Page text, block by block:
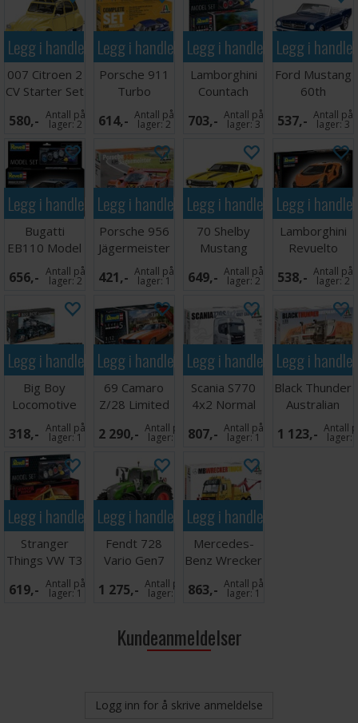
Legg i handlekurven
007 Citroen 2
CV Starter Set
580,- Antall på
lager:2
Legg i handlekurven
Porsche 911
Turbo
Complete Set
614,- Antall på
lager:2
Legg i handlekurven
Lamborghini
Countach
LP500S
Starter Set
703,- Antall på
lager:3
Legg i
Ford Mustang
60th
Anniversary
537,- Antall på
lager:3
Legg i handlekurven
Bugatti
EB110 Model
Set
656,- Antall på
lager:2
Legg i handlekurven
Porsche 956
Jägermeister
421,- Antall på
lager:1
Legg i handlekurven
70 Shelby
Mustang
GT500
649,- Antall på
lager:2
Legg i
Lamborghini
Revuelto
538,- Antall på
lager:2
Legg i handlekurven
Big Boy
Locomotive
318,- Antall på
lager:1
Legg i handlekurven
69 Camaro
Z/28 Limited
Edition
2 290,- Antall på
lager:
Legg i handlekurven
Scania S770
4x2 Normal
Roof Grey
Cab
807,- Antall på
lager:1
Legg i
Black Thunder
Australian
Truck
1 123,- Antall
lager:
Legg i handlekurven
Stranger
Things VW T3
Bus Surfer
Boy
619,- Antall på
lager:1
Legg i handlekurven
Fendt 728
Vario Gen7
Tractor
1 275,- Antall på
lager:
Legg i handlekurven
Mercedes-
Benz Wrecker
Truck
863,- Antall på
lager:1
Kundeanmeldelser
Logg inn for å skrive anmeldelse